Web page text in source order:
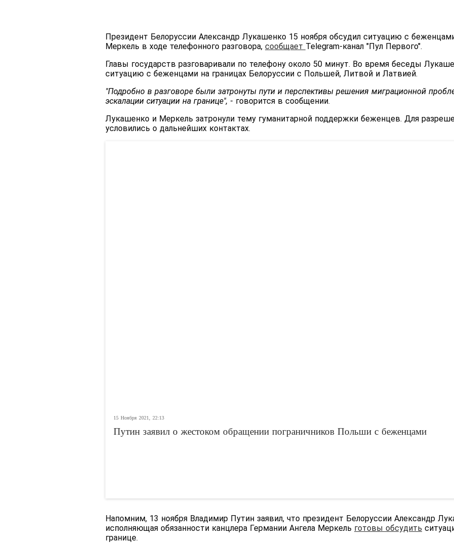
Президент Белоруссии Александр Лукашенко 15 ноября обсудил ситуацию с
Меркель в ходе телефонного разговора, сообщает Telegram-канал "Пул Первого".
Главы государств разговаривали по телефону около 50 минут. Во время беседы
ситуацию с беженцами на границах Белоруссии с Польшей, Литвой и Латвией.
"Подробно в разговоре были затронуты пути и перспективы решения миграционной
эскалации ситуации на границе", - говорится в сообщении.
Лукашенко и Меркель затронули тему гуманитарной поддержки беженцев. Для
условились о дальнейших контактах.
15 Ноября 2021, 22:13
Путин заявил о жестоком обращении пограничников Польши с беженцами
Напомним, 13 ноября Владимир Путин заявил, что президент Белоруссии Александр
исполняющая обязанности канцлера Германии Ангела Меркель готовы обсудить
границе.